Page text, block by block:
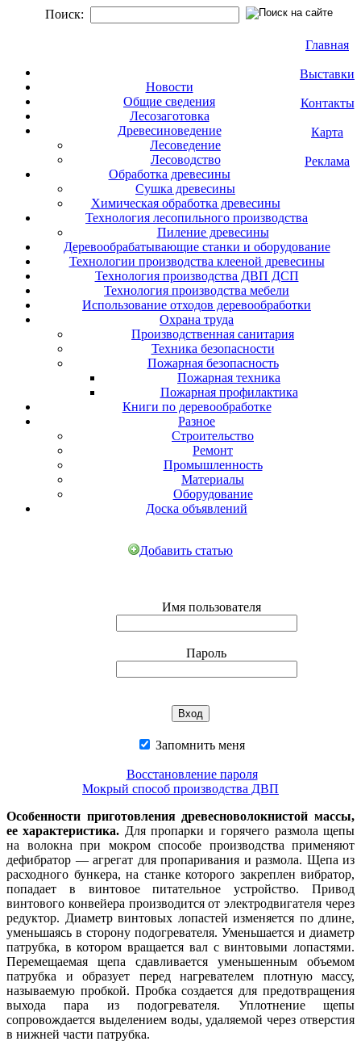
Поиск:
Главная
Выставки
Контакты
Карта
Реклама
Новости
Общие сведения
Лесозаготовка
Древесиноведение
Лесоведение
Лесоводство
Обработка древесины
Сушка древесины
Химическая обработка древесины
Технология лесопильного производства
Пиление древесины
Деревообрабатывающие станки и оборудование
Технологии производства клееной древесины
Технология производства ДВП ДСП
Технология производства мебели
Использование отходов деревообработки
Охрана труда
Производственная санитария
Техника безопасности
Пожарная безопасность
Пожарная техника
Пожарная профилактика
Книги по деревообработке
Разное
Строительство
Ремонт
Промышленность
Материалы
Оборудование
Доска объявлений
Добавить статью
Имя пользователя
Пароль
Запомнить меня
Восстановление пароля
Мокрый способ производства ДВП
Особенности приготовления древесноволокнистой массы,
ее характеристика. Для пропарки и горячего размола щепы
на волокна при мокром способе производства применяют
дефибратор — агрегат для пропаривания и размола. Щепа из
расходного бункера, на станке которого закреплен вибратор,
попадает в винтовое питательное устройство. Привод
винтового конвейера производится от электродвигателя через
редуктор. Диаметр винтовых лопастей изменяется по длине,
уменьшаясь в сторону подогревателя. Уменьшается и диаметр
патрубка, в котором вращается вал с винтовыми лопастями.
Перемещаемая щепа сдавливается уменьшенным объемом
патрубка и образует перед нагревателем плотную массу,
называемую пробкой. Пробка создается для предотвращения
выхода пара из подогревателя. Уплотнение щепы
сопровождается выделением воды, удаляемой через отверстия
в нижней части патрубка.